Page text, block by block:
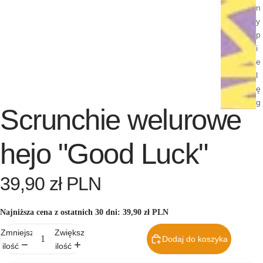
n
y
p
i
e
l
ę
g
Gotowe
plany
pielęgn
Scrunchie welurowe
hejo "Good Luck"
39,90 zł PLN
Najniższa cena z ostatnich 30 dni: 39,90 zł PLN
Zmniejsz
ilość
Zwiększ
ilość
Dodaj do koszyka